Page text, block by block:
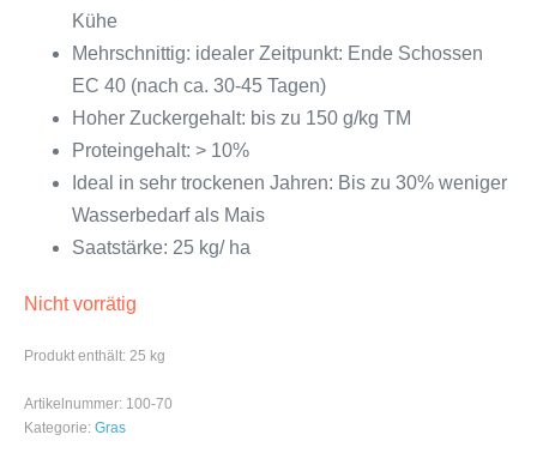
Kühe
Mehrschnittig: idealer Zeitpunkt: Ende Schossen
EC 40 (nach ca. 30-45 Tagen)
Hoher Zuckergehalt: bis zu 150 g/kg TM
Proteingehalt: > 10%
Ideal in sehr trockenen Jahren: Bis zu 30% weniger
Wasserbedarf als Mais
Saatstärke: 25 kg/ ha
Nicht vorrätig
Produkt enthält: 25 kg
Artikelnummer: 100-70
Kategorie: Gras